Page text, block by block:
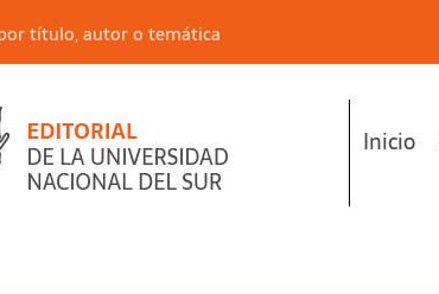
Inicio